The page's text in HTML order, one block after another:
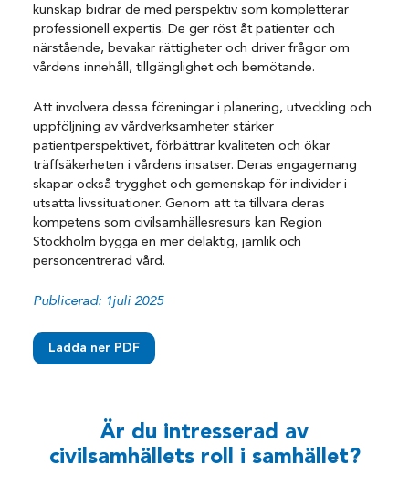
kunskap bidrar de med perspektiv som kompletterar
professionell expertis. De ger röst åt patienter och
närstående, bevakar rättigheter och driver frågor om
vårdens innehåll, tillgänglighet och bemötande.
Att involvera dessa föreningar i planering, utveckling och
uppföljning av vårdverksamheter stärker
patientperspektivet, förbättrar kvaliteten och ökar
träffsäkerheten i vårdens insatser. Deras engagemang
skapar också trygghet och gemenskap för individer i
utsatta livssituationer. Genom att ta tillvara deras
kompetens som civilsamhällesresurs kan Region
Stockholm bygga en mer delaktig, jämlik och
personcentrerad vård.
Publicerad: 1juli 2025
Ladda ner PDF
Är du intresserad av
civilsamhällets roll i samhället?